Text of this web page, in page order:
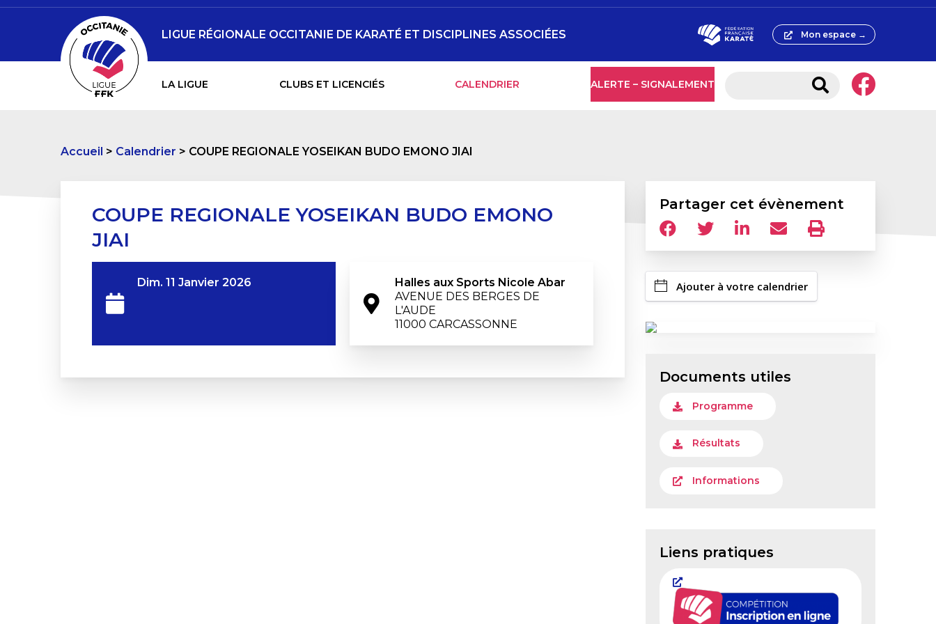
LA LIGUE CLUBS ET LICENCIÉS CALENDRIER ALERTE – SIGNALEMENT
LIGUE RÉGIONALE OCCITANIE DE KARATÉ ET DISCIPLINES ASSOCIÉES Mon espace →
Accueil Calendrier COUPE REGIONALE YOSEIKAN BUDO EMONO JIAI
COUPE REGIONALE YOSEIKAN BUDO EMONO
JIAI
Dim. 11 Janvier 2026
Halles aux Sports Nicole Abar
AVENUE DES BERGES DE
L'AUDE
11000 CARCASSONNE
Partager cet évènement
Ajouter à votre calendrier
Documents utiles
Programme
Résultats
Informations
Liens pratiques